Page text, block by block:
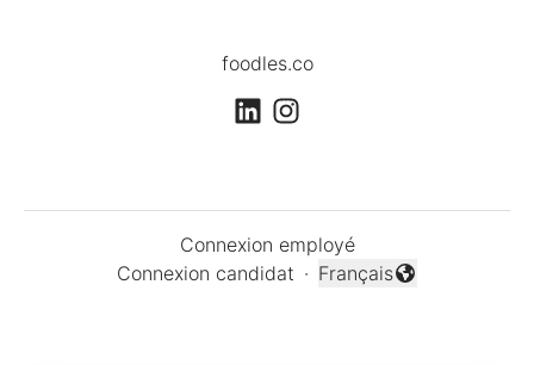
foodles.co
Connexion employé
Connexion candidat ·
Changer la langue
Français